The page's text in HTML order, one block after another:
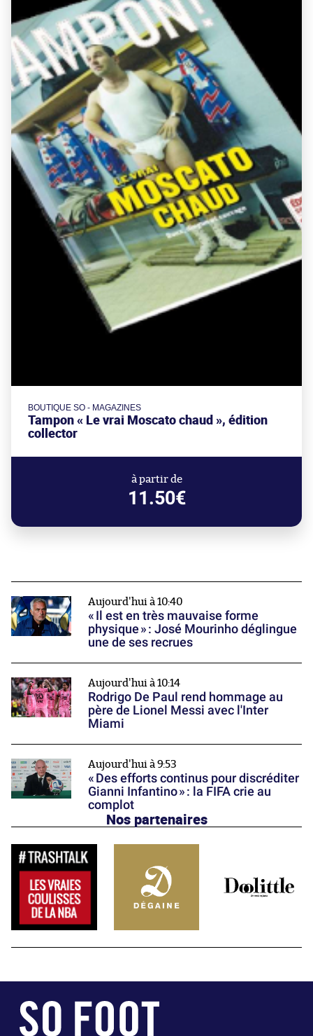
BOUTIQUE SO - MAGAZINES
Tampon « Le vrai Moscato chaud », édition
collector
à partir de
11.50€
Aujourd'hui à 10:40
« Il est en très mauvaise forme
physique » : José Mourinho déglingue
une de ses recrues
Aujourd'hui à 10:14
Rodrigo De Paul rend hommage au
père de Lionel Messi avec l'Inter
Miami
Aujourd'hui à 9:53
« Des efforts continus pour discréditer
Gianni Infantino » : la FIFA crie au
complot
Nos partenaires